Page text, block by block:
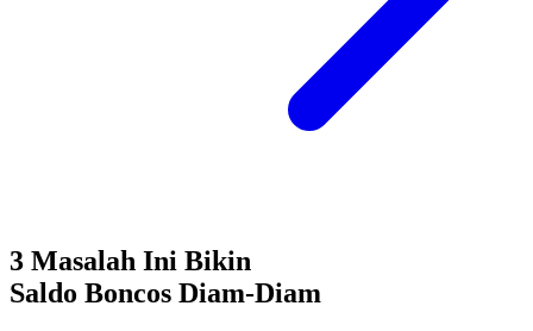
3 Masalah Ini Bikin
Saldo Boncos Diam-Diam